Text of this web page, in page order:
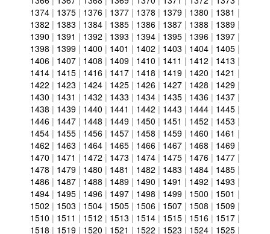
1374 | 1375 | 1376 | 1377 | 1378 | 1379 | 1380 | 1381 |
1382 | 1383 | 1384 | 1385 | 1386 | 1387 | 1388 | 1389 |
1390 | 1391 | 1392 | 1393 | 1394 | 1395 | 1396 | 1397 |
1398 | 1399 | 1400 | 1401 | 1402 | 1403 | 1404 | 1405 |
1406 | 1407 | 1408 | 1409 | 1410 | 1411 | 1412 | 1413 |
1414 | 1415 | 1416 | 1417 | 1418 | 1419 | 1420 | 1421 |
1422 | 1423 | 1424 | 1425 | 1426 | 1427 | 1428 | 1429 |
1430 | 1431 | 1432 | 1433 | 1434 | 1435 | 1436 | 1437 |
1438 | 1439 | 1440 | 1441 | 1442 | 1443 | 1444 | 1445 |
1446 | 1447 | 1448 | 1449 | 1450 | 1451 | 1452 | 1453 |
1454 | 1455 | 1456 | 1457 | 1458 | 1459 | 1460 | 1461 |
1462 | 1463 | 1464 | 1465 | 1466 | 1467 | 1468 | 1469 |
1470 | 1471 | 1472 | 1473 | 1474 | 1475 | 1476 | 1477 |
1478 | 1479 | 1480 | 1481 | 1482 | 1483 | 1484 | 1485 |
1486 | 1487 | 1488 | 1489 | 1490 | 1491 | 1492 | 1493 |
1494 | 1495 | 1496 | 1497 | 1498 | 1499 | 1500 | 1501 |
1502 | 1503 | 1504 | 1505 | 1506 | 1507 | 1508 | 1509 |
1510 | 1511 | 1512 | 1513 | 1514 | 1515 | 1516 | 1517 |
1518 | 1519 | 1520 | 1521 | 1522 | 1523 | 1524 | 1525 |